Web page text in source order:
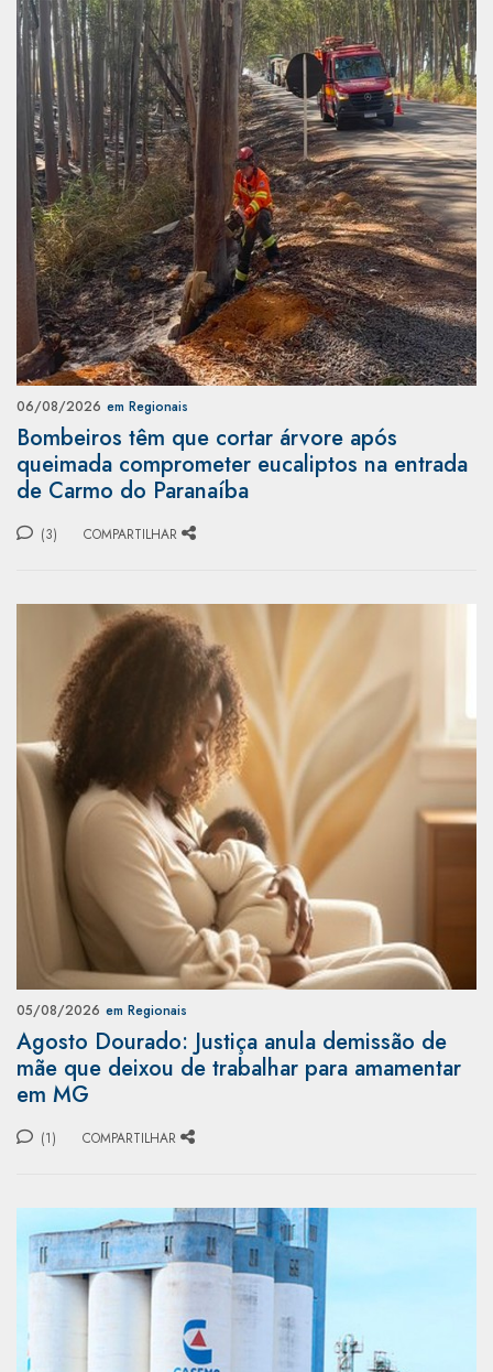
06/08/2026 em Regionais
Bombeiros têm que cortar árvore após
queimada comprometer eucaliptos na entrada
de Carmo do Paranaíba
(3) COMPARTILHAR
05/08/2026 em Regionais
Agosto Dourado: Justiça anula demissão de
mãe que deixou de trabalhar para amamentar
em MG
(1) COMPARTILHAR